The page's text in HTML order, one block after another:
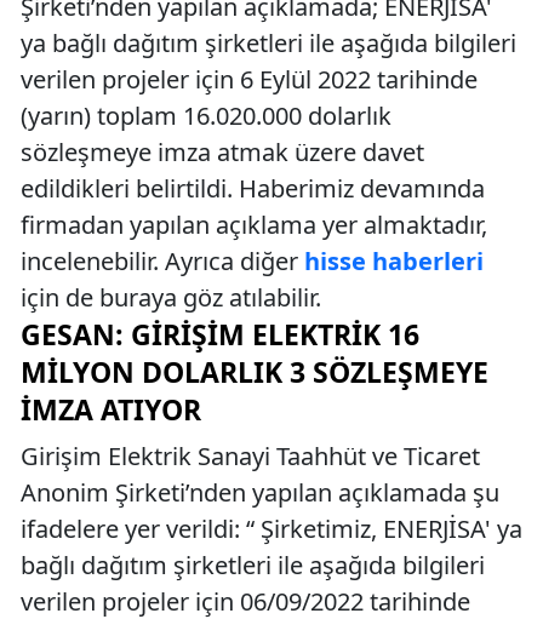
ya bağlı dağıtım şirketleri ile aşağıda bilgileri
verilen projeler için 6 Eylül 2022 tarihinde
(yarın) toplam 16.020.000 dolarlık
sözleşmeye imza atmak üzere davet
edildikleri belirtildi. Haberimiz devamında
firmadan yapılan açıklama yer almaktadır,
incelenebilir. Ayrıca diğer hisse haberleri
için de buraya göz atılabilir.
GESAN: GIRIŞIM ELEKTRIK 16
MILYON DOLARLIK 3 SÖZLEŞMEYE
İMZA ATIYOR
Girişim Elektrik Sanayi Taahhüt ve Ticaret
Anonim Şirketi’nden yapılan açıklamada şu
ifadelere yer verildi: “ Şirketimiz, ENERJİSA' ya
bağlı dağıtım şirketleri ile aşağıda bilgileri
verilen projeler için 06/09/2022 tarihinde